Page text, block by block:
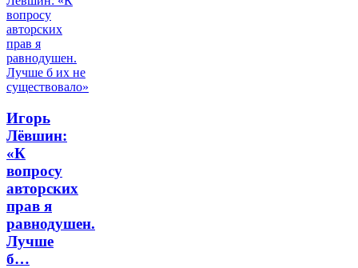
Игорь
Лёвшин:
«К
вопросу
авторских
прав я
равнодушен.
Лучше
б…